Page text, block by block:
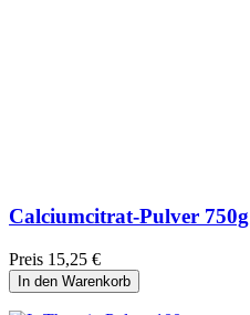
Calciumcitrat-Pulver 750g
Preis 15,25 €
In den Warenkorb